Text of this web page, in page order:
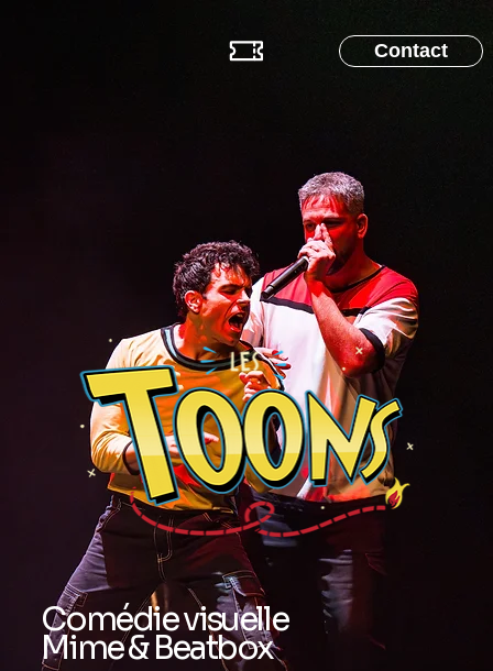
Comédie visuelle
Mime & Beatbox
Contact